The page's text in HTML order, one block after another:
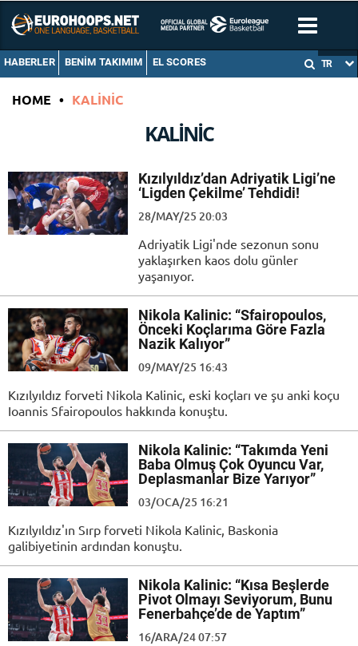
HABERLER BENIM TAKIMIM EL SCORES TR
HOME • KALINIC
KALINIC
Kızılyıldız’dan Adriyatik Ligi’ne
‘Ligden Çekilme’ Tehdidi!
28/MAY/25 20:03
Adriyatik Ligi'nde sezonun sonu
yaklaşırken kaos dolu günler
yaşanıyor.
Nikola Kalinic: “Sfairopoulos,
Önceki Koçlarıma Göre Fazla
Nazik Kalıyor”
09/MAY/25 16:43
Kızılyıldız forveti Nikola Kalinic, eski koçları ve şu anki koçu
Ioannis Sfairopoulos hakkında konuştu.
Nikola Kalinic: “Takımda Yeni
Baba Olmuş Çok Oyuncu Var,
Deplasmanlar Bize Yarıyor”
03/OCA/25 16:21
Kızılyıldız'ın Sırp forveti Nikola Kalinic, Baskonia
galibiyetinin ardından konuştu.
Nikola Kalinic: “Kısa Beşlerde
Pivot Olmayı Seviyorum, Bunu
Fenerbahçe’de de Yaptım”
16/ARA/24 07:57